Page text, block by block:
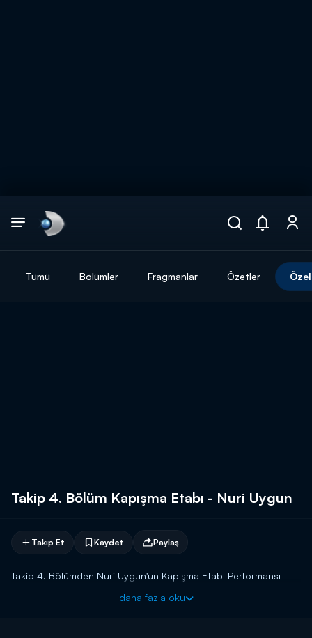
Tümü Bölümler Fragmanlar Özetler
Takip 4. Bölüm Kapışma Etabı - Nuri Uygun
Takip Et Kaydet Paylaş
Takip 4. Bölümden Nuri Uygun'un Kapışma Etabı Performansı
daha fazla oku